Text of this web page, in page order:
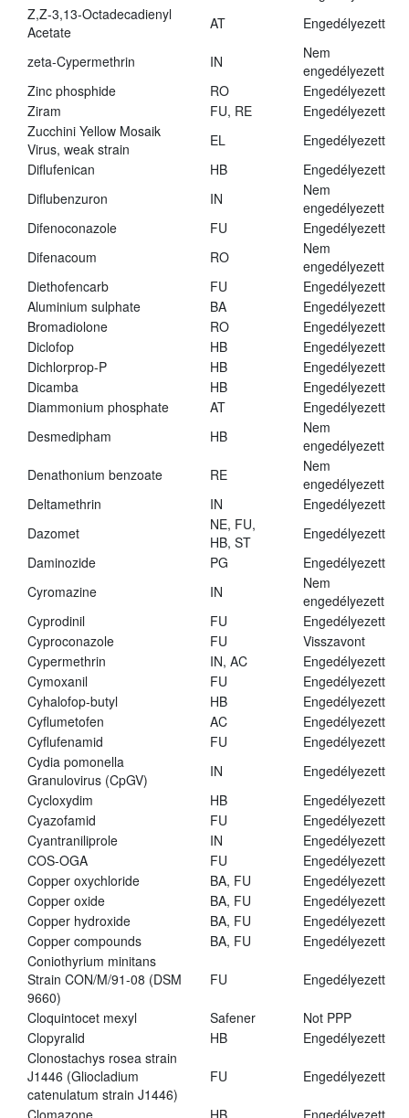
Z,Z-3,13-Octadecadienyl
Acetate
AT Engedélyezett
zeta-Cypermethrin IN
Nem
engedélyezett
Zinc phosphide
RO
Engedélyezett
Ziram
FU, RE
Engedélyezett
Zucchini Yellow Mosaik
Virus, weak strain
EL
Engedélyezett
Diflufenican
HB
Engedélyezett
Diflubenzuron
IN
Nem
engedélyezett
Difenoconazole
FU
Engedélyezett
Difenacoum
RO
Nem
engedélyezett
Diethofencarb
FU
Engedélyezett
Aluminium sulphate
BA
Engedélyezett
Bromadiolone
RO
Engedélyezett
Diclofop
HB
Engedélyezett
Dichlorprop-P
HB
Engedélyezett
Dicamba
HB
Engedélyezett
Diammonium phosphate
AT
Engedélyezett
Desmedipham
HB
Nem
engedélyezett
Denathonium benzoate
RE
Nem
engedélyezett
Deltamethrin
IN
Engedélyezett
Dazomet
NE, FU,
HB, ST
Engedélyezett
Daminozide
PG
Engedélyezett
Cyromazine
IN
Nem
engedélyezett
Cyprodinil
FU
Engedélyezett
Cyproconazole
FU
Visszavont
Cypermethrin
IN, AC
Engedélyezett
Cymoxanil
FU
Engedélyezett
Cyhalofop-butyl
HB
Engedélyezett
Cyflumetofen
AC
Engedélyezett
Cyflufenamid
FU
Engedélyezett
Cydia pomonella
Granulovirus (CpGV)
IN
Engedélyezett
Cycloxydim
HB
Engedélyezett
Cyazofamid
FU
Engedélyezett
Cyantraniliprole
IN
Engedélyezett
COS-OGA
FU
Engedélyezett
Copper oxychloride
BA, FU
Engedélyezett
Copper oxide
BA, FU
Engedélyezett
Copper hydroxide
BA, FU
Engedélyezett
Copper compounds
BA, FU
Engedélyezett
Coniothyrium minitans
Strain CON/M/91-08 (DSM
9660)
FU Engedélyezett
Cloquintocet mexyl Safener
Not PPP
Clopyralid
HB
Engedélyezett
Clonostachys rosea strain
J1446 (Gliocladium
catenulatum strain J1446)
FU Engedélyezett